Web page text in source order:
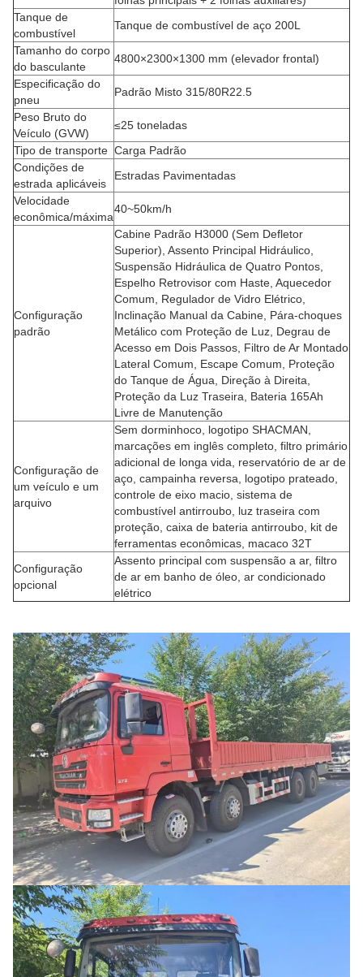
Tanque de
combustível
Tanque de combustível de aço 200L
Tamanho do corpo
do basculante
4800×2300×1300 mm (elevador frontal)
Especificação do
pneu
Padrão Misto 315/80R22.5
Peso Bruto do
Veículo (GVW)
≤25 toneladas
Tipo de transporte Carga Padrão
Condições de
estrada aplicáveis
Estradas Pavimentadas
Velocidade
econômica/máxima
40~50km/h
Configuração
padrão
Cabine Padrão H3000 (Sem Defletor
Superior), Assento Principal Hidráulico,
Suspensão Hidráulica de Quatro Pontos,
Espelho Retrovisor com Haste, Aquecedor
Comum, Regulador de Vidro Elétrico,
Inclinação Manual da Cabine, Pára-choques
Metálico com Proteção de Luz, Degrau de
Acesso em Dois Passos, Filtro de Ar Montado
Lateral Comum, Escape Comum, Proteção
do Tanque de Água, Direção à Direita,
Proteção da Luz Traseira, Bateria 165Ah
Livre de Manutenção
Configuração de
um veículo e um
arquivo
Sem dorminhoco, logotipo SHACMAN,
marcações em inglês completo, filtro primário
adicional de longa vida, reservatório de ar de
aço, campainha reversa, logotipo prateado,
controle de eixo macio, sistema de
combustível antirroubo, luz traseira com
proteção, caixa de bateria antirroubo, kit de
ferramentas econômicas, macaco 32T
Configuração
opcional
Assento principal com suspensão a ar, filtro
de ar em banho de óleo, ar condicionado
elétrico